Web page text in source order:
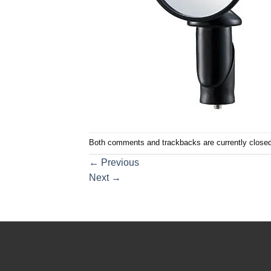
Both comments and trackbacks are currently closed.
← Previous
Next →